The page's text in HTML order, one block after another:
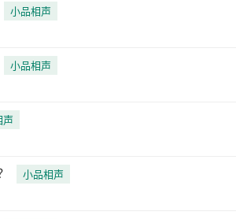
小品相声
小品相声
声
小品相声